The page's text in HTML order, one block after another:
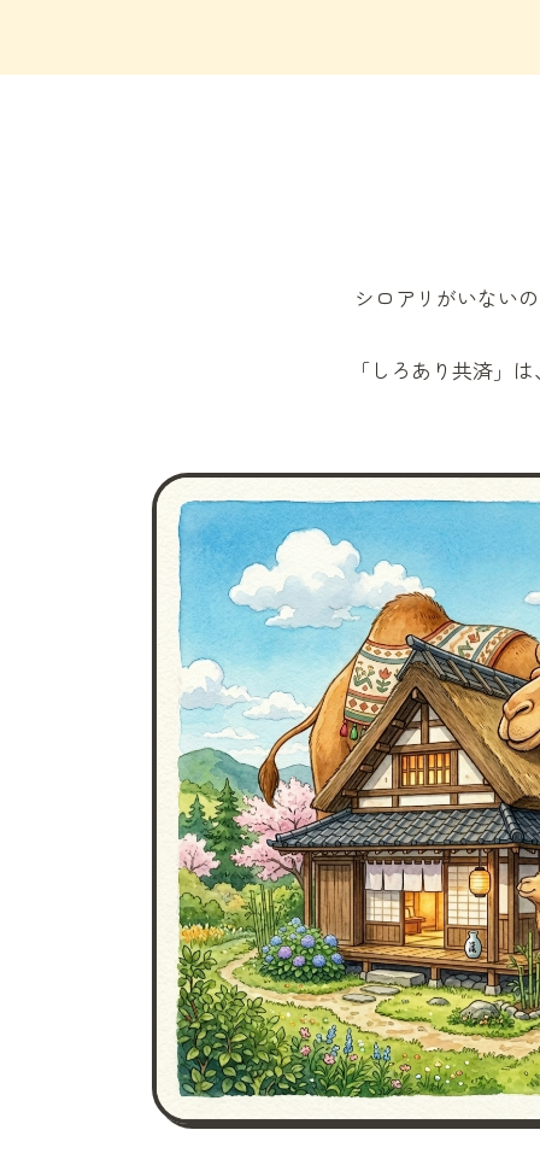
シロアリがいない
「しろあり共済」